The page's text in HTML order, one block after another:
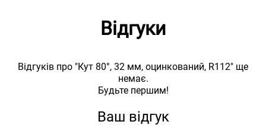
Відгуки
Відгуків про "Кут 80°, 32 мм, оцинкований, R112" ще
немає.
Будьте першим!
Ваш відгук